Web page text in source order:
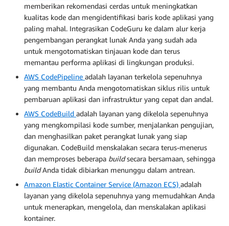
memberikan rekomendasi cerdas untuk meningkatkan
kualitas kode dan mengidentifikasi baris kode aplikasi yang
paling mahal. Integrasikan CodeGuru ke dalam alur kerja
pengembangan perangkat lunak Anda yang sudah ada
untuk mengotomatiskan tinjauan kode dan terus
memantau performa aplikasi di lingkungan produksi.
AWS CodePipeline adalah layanan terkelola sepenuhnya
yang membantu Anda mengotomatiskan siklus rilis untuk
pembaruan aplikasi dan infrastruktur yang cepat dan andal.
AWS CodeBuild adalah layanan yang dikelola sepenuhnya
yang mengkompilasi kode sumber, menjalankan pengujian,
dan menghasilkan paket perangkat lunak yang siap
digunakan. CodeBuild menskalakan secara terus-menerus
dan memproses beberapa buildsecara bersamaan, sehingga
buildAnda tidak dibiarkan menunggu dalam antrean.
Amazon Elastic Container Service (Amazon ECS) adalah
layanan yang dikelola sepenuhnya yang memudahkan Anda
untuk menerapkan, mengelola, dan menskalakan aplikasi
kontainer.